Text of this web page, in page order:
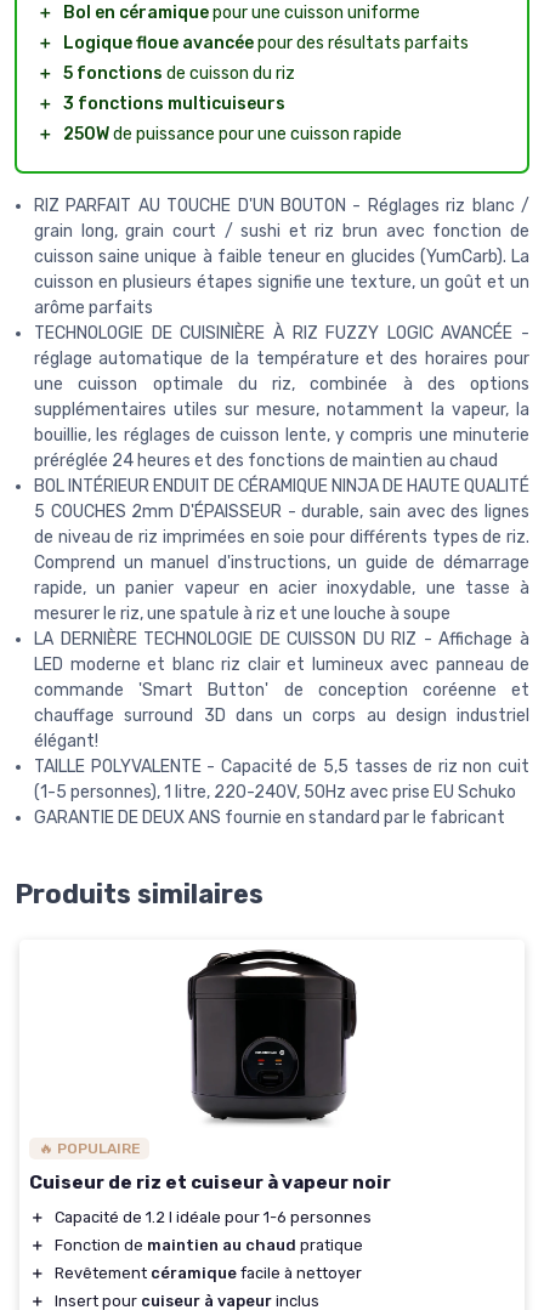
＋ Bol en céramiquepour une cuisson uniforme
＋
Logique floue avancéepour des résultats parfaits
＋ 5 fonctions de cuisson du riz
＋ 3 fonctions multicuiseurs
＋
250Wde puissance pour une cuisson rapide
RIZ PARFAIT AU TOUCHE D'UN BOUTON - Réglages riz blanc /
grain long, grain court / sushi et riz brun avec fonction de
cuisson saine unique à faible teneur en glucides (YumCarb). La
cuisson en plusieurs étapes signifie une texture, un goût et un
arôme parfaits
TECHNOLOGIE DE CUISINIÈRE À RIZ FUZZY LOGIC AVANCÉE -
réglage automatique de la température et des horaires pour
une cuisson optimale du riz, combinée à des options
supplémentaires utiles sur mesure, notamment la vapeur, la
bouillie, les réglages de cuisson lente, y compris une minuterie
préréglée 24 heures et des fonctions de maintien au chaud
BOL INTÉRIEUR ENDUIT DE CÉRAMIQUE NINJA DE HAUTE QUALITÉ
5 COUCHES 2mm D'ÉPAISSEUR - durable, sain avec des lignes
de niveau de riz imprimées en soie pour différents types de riz.
Comprend un manuel d'instructions, un guide de démarrage
rapide, un panier vapeur en acier inoxydable, une tasse à
mesurer le riz, une spatule à riz et une louche à soupe
LA DERNIÈRE TECHNOLOGIE DE CUISSON DU RIZ - Affichage à
LED moderne et blanc riz clair et lumineux avec panneau de
commande 'Smart Button' de conception coréenne et
chauffage surround 3D dans un corps au design industriel
élégant!
TAILLE POLYVALENTE - Capacité de 5,5 tasses de riz non cuit
(1-5 personnes), 1 litre, 220-240V, 50Hz avec prise EU Schuko
GARANTIE DE DEUX ANS fournie en standard par le fabricant
Produits similaires
🔥 POPULAIRE
Cuiseur de riz et cuiseur à vapeur noir
＋
Capacité de 1.2 l idéale pour 1-6 personnes
＋
Fonction de maintien au chaud pratique
＋
Revêtement céramique facile à nettoyer
＋
Insert pour cuiseur à vapeur inclus